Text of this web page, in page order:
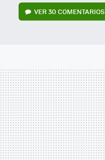
VER30 COMENTARIOS